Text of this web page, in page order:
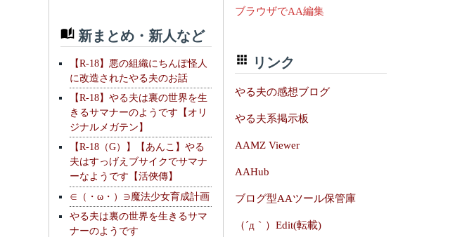
新まとめ・新人など
【R-18】悪の組織にちんぽ怪人
に改造されたやる夫のお話
【R-18】やる夫は裏の世界を生
きるサマナーのようです【オリ
ジナルメガテン】
【R-18（G）】【あんこ】やる
夫はすっげえブサイクでサマナ
ーなようです【活俠傳】
∈（・ω・）∋魔法少女育成計画
やる夫は裏の世界を生きるサマ
ナーのようです
ブラウザでAA編集
リンク
やる夫の感想ブログ
やる夫系掲示板
AAMZ Viewer
AAHub
ブログ型AAツール保管庫
（´д｀）Edit(転載)